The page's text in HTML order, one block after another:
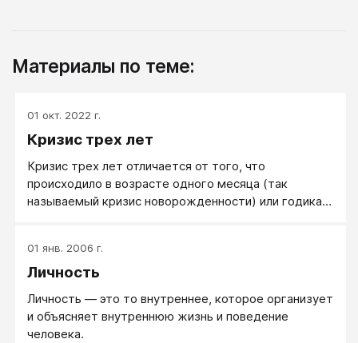
Материалы по теме:
01 окт. 2022 г.
Кризис трех лет
Кризис трех лет отличается от того, что
происходило в возрасте одного месяца (так
называемый кризис новорожденности) или годика
гладко, первые акты протеста носили еще не столь
активный характер, а в глаза бросались лишь новые
более сложная. Пропустить его практически
невозможно. Послушный трехлетка – явление почти
01 янв. 2006 г.
Личность
Личность — это то внутреннее, которое организует
и объясняет внутреннюю жизнь и поведение
человека.